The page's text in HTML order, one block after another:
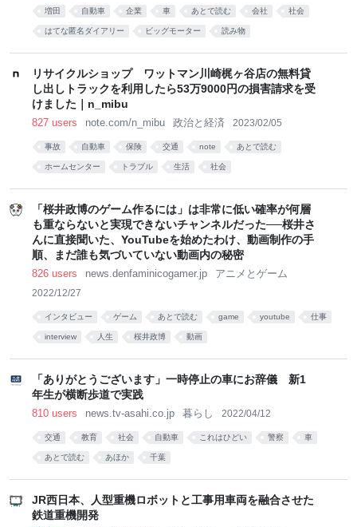
増田 自動車 企業 車 あとで読む 会社 社会
はてな匿名ダイアリー ビッグモーター 読み物
リサイクルショップ ワットマン川崎梶ヶ谷店の無料貸
し出しトラックを利用したら53万9000円の損害請求を受
けました｜n_mibu
827 users note.com/n_mibu 政治と経済 2023/02/05
事故 自動車 保険 交通 note あとで読む
ホームセンター トラブル 生活 社会
「桜井政博のゲーム作るには」は非常に低い確率が何層
も重ならないと実現できないチャンネルだった──桜井さ
んに直接聞いた、YouTubeを始めたわけ、動画制作の手
順、まだ誰も気づいていない動画内の秘密
826 users news.denfaminicogamer.jp アニメとゲーム
2022/12/27
インタビュー ゲーム あとで読む game youtube 仕事
interview 人生 桜井政博 動画
「ありがとうございます」一時停止の車にお辞儀 新1
年生が横断歩道で実践
810 users news.tv-asahi.co.jp 暮らし 2022/04/12
交通 教育 社会 自動車 これはひどい 警察 車
あとで読む あほか 千葉
JR西日本、人型重機ロボットと工事用車両を融合させた
鉄道重機開発